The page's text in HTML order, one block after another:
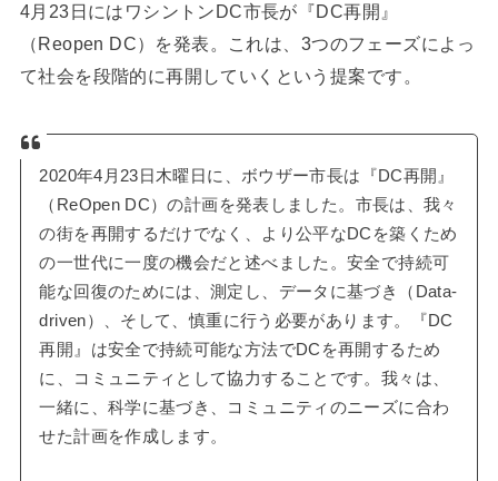
4月23日にはワシントンDC市長が『DC再開』
（Reopen DC）を発表。これは、3つのフェーズによっ
て社会を段階的に再開していくという提案です。
2020年4月23日木曜日に、ボウザー市長は『DC再開』
（ReOpen DC）の計画を発表しました。市長は、我々
の街を再開するだけでなく、より公平なDCを築くため
の一世代に一度の機会だと述べました。安全で持続可
能な回復のためには、測定し、データに基づき（Data-
driven）、そして、慎重に行う必要があります。『DC
再開』は安全で持続可能な方法でDCを再開するため
に、コミュニティとして協力することです。我々は、
一緒に、科学に基づき、コミュニティのニーズに合わ
せた計画を作成します。